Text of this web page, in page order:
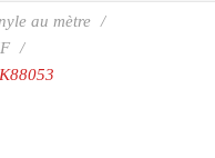
au mètre